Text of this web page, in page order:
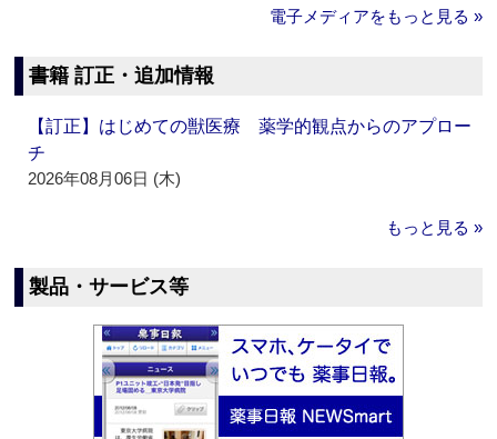
電子メディアをもっと見る »
書籍 訂正・追加情報
【訂正】はじめての獣医療 薬学的観点からのアプロー
チ
2026年08月06日 (木)
もっと見る »
製品・サービス等